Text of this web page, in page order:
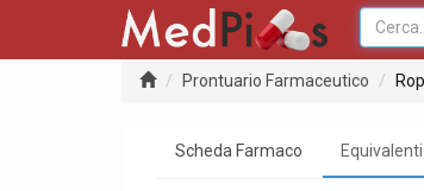
Prontuario Farmaceutico
Scheda Farmaco Equivalenti